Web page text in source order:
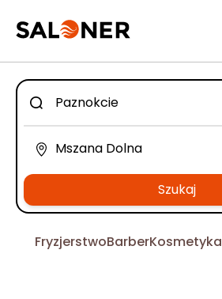
Szukaj
FryzjerstwoBarberKosmetyka